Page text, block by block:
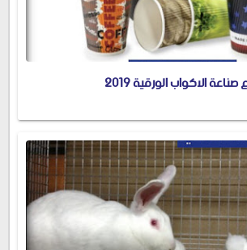
الاكواب الورقية 2019